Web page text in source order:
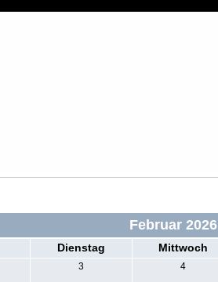
Februar 2026
Dienstag Mittwoch
3 4